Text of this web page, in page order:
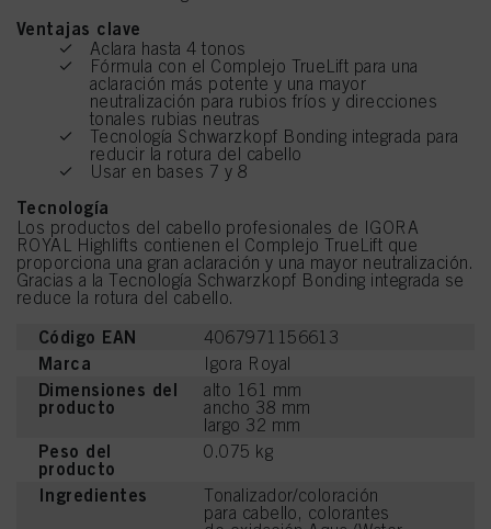
Ventajas clave
Aclara hasta 4 tonos
Fórmula con el Complejo TrueLift para una
aclaración más potente y una mayor
neutralización para rubios fríos y direcciones
tonales rubias neutras
Tecnología Schwarzkopf Bonding integrada para
reducir la rotura del cabello
Usar en bases 7 y 8
Tecnología
Los productos del cabello profesionales de IGORA
ROYAL Highlifts contienen el Complejo TrueLift que
proporciona una gran aclaración y una mayor neutralización.
Gracias a la Tecnología Schwarzkopf Bonding integrada se
reduce la rotura del cabello.
Código EAN 4067971156613
Marca Igora Royal
Dimensiones del
producto
alto 161 mm
ancho 38 mm
largo 32 mm
Peso del
producto
0.075 kg
Ingredientes
Tonalizador/coloración
para cabello, colorantes